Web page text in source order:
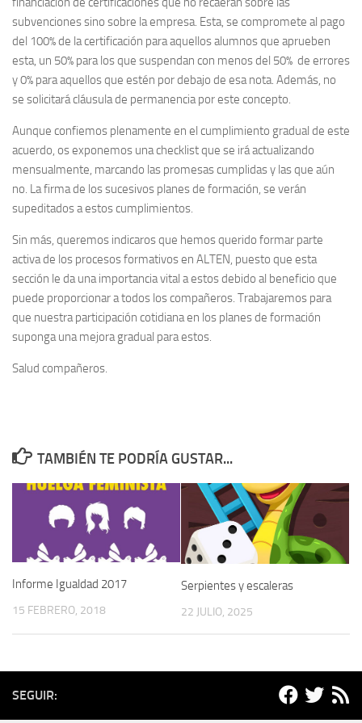
subvenciones sino sobre la empresa. Esta, se compromete al pago
del 100% de la certificación para aquellos alumnos que aprueben
esta, un 50% para los que suspendan con menos del 50% de errores
y 0% para aquellos que estén por debajo de esa nota. Además, no
se solicitará cláusula de permanencia por este concepto.
Aunque confiemos plenamente en el cumplimiento gradual de este
acuerdo, os exponemos una checklist que se irá actualizando
mensualmente, marcando las promesas cumplidas y las que aún
no. La firma de los sucesivos planes de formación, se verán
supeditados a estos cumplimientos.
Sin más, queremos indicaros que hemos querido formar parte
activa de los procesos formativos en ALTEN, puesto que esta
sección le da una importancia vital a estos debido al beneficio que
puede proporcionar a todos los compañeros. Trabajaremos para
que nuestra participación cotidiana en los planes de formación
suponga una mejora gradual para estos.
Salud compañeros.
TAMBIÉN TE PODRÍA GUSTAR...
Informe Igualdad 2017
15 FEBRERO, 2018
Serpientes y escaleras
22 JULIO, 2025
SEGUIR: